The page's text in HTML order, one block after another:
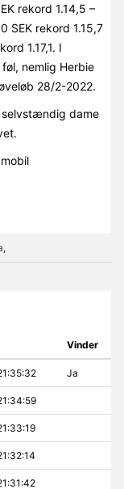
rekord 1.14,5 –
SEK rekord 1.15,7
1.17,1. I
nemlig Herbie
28/2-2022.
selvstændig dame
,
Vinder
Ja